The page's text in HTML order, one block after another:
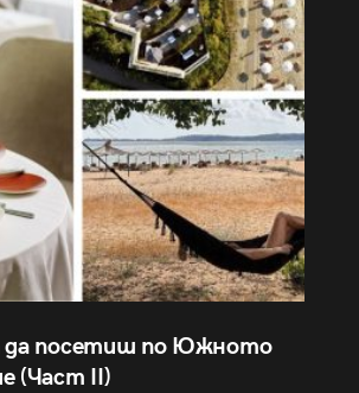
да посетиш по Южното
(Част II)